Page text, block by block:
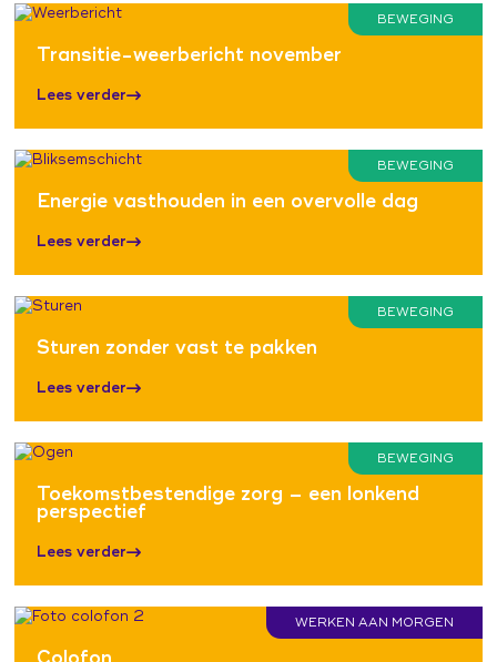
BEWEGING
Transitie-weerbericht november
Lees verder
BEWEGING
Energie vasthouden in een overvolle dag
Lees verder
BEWEGING
Sturen zonder vast te pakken
Lees verder
BEWEGING
Toekomstbestendige zorg – een lonkend
perspectief
Lees verder
WERKEN AAN MORGEN